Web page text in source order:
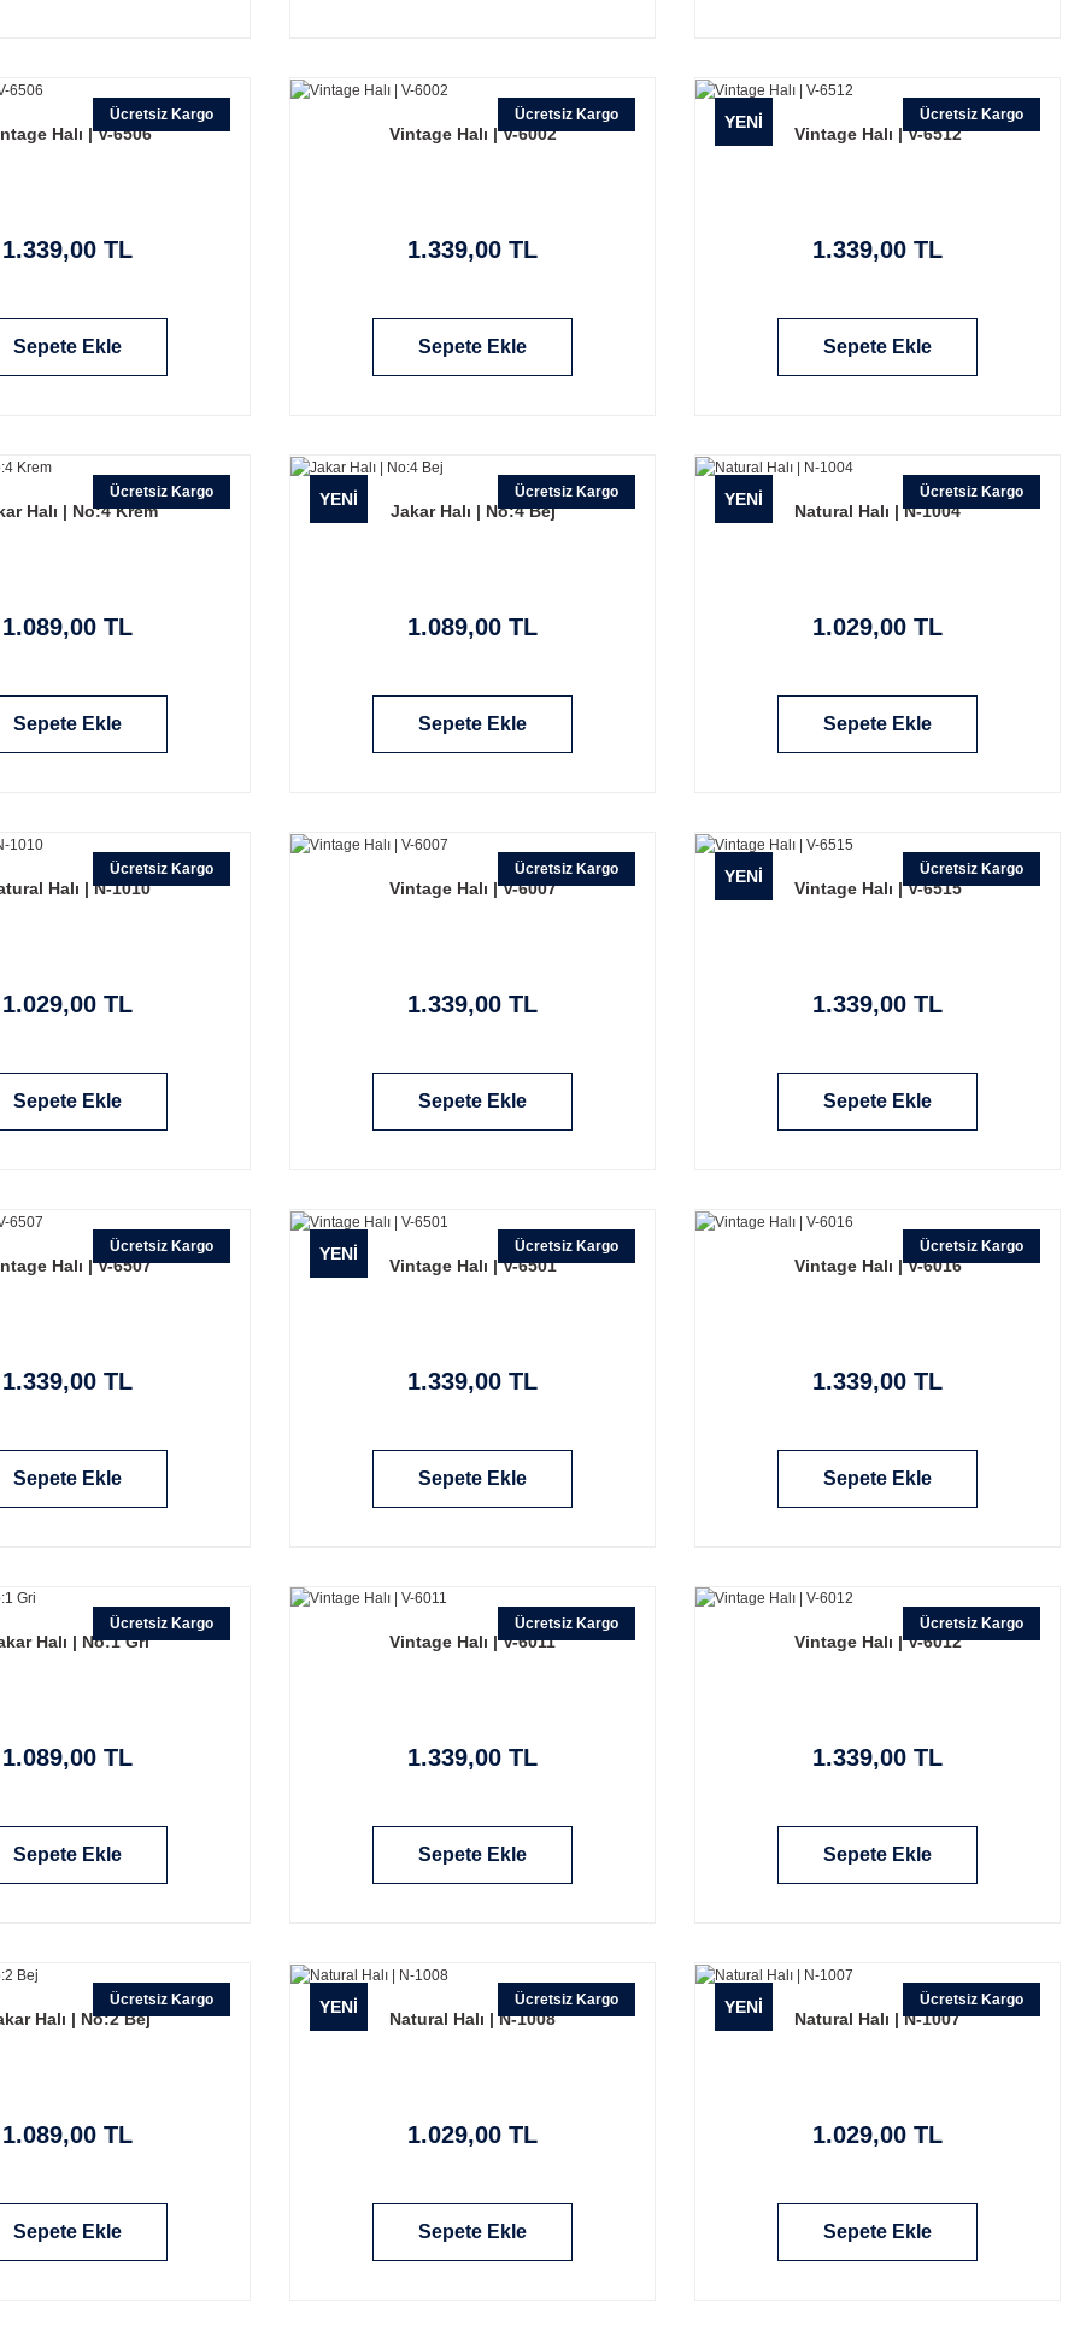
Ücretsiz Kargo
Halı | V-6506
1.339,00 TL
Sepete Ekle
Ücretsiz Kargo
Vintage Halı | V-6002
1.339,00 TL
Sepete Ekle
YENİ Ücretsiz Kargo
Vintage Halı | V-6512
1.339,00 TL
Sepete Ekle
Ücretsiz Kargo
Halı | No:4 Krem
1.089,00 TL
Sepete Ekle
YENİ Ücretsiz Kargo
Jakar Halı | No:4 Bej
1.089,00 TL
Sepete Ekle
YENİ Ücretsiz Kargo
Natural Halı | N-1004
1.029,00 TL
Sepete Ekle
Ücretsiz Kargo
Halı | N-1010
1.029,00 TL
Sepete Ekle
Ücretsiz Kargo
Vintage Halı | V-6007
1.339,00 TL
Sepete Ekle
YENİ Ücretsiz Kargo
Vintage Halı | V-6515
1.339,00 TL
Sepete Ekle
Ücretsiz Kargo
Halı | V-6507
1.339,00 TL
Sepete Ekle
YENİ Ücretsiz Kargo
Vintage Halı | V-6501
1.339,00 TL
Sepete Ekle
Ücretsiz Kargo
Vintage Halı | V-6016
1.339,00 TL
Sepete Ekle
Ücretsiz Kargo
Halı | No:1 Gri
1.089,00 TL
Sepete Ekle
Ücretsiz Kargo
Vintage Halı | V-6011
1.339,00 TL
Sepete Ekle
Ücretsiz Kargo
Vintage Halı | V-6012
1.339,00 TL
Sepete Ekle
Ücretsiz Kargo
Halı | No:2 Bej
1.089,00 TL
Sepete Ekle
YENİ Ücretsiz Kargo
Natural Halı | N-1008
1.029,00 TL
Sepete Ekle
YENİ Ücretsiz Kargo
Natural Halı | N-1007
1.029,00 TL
Sepete Ekle